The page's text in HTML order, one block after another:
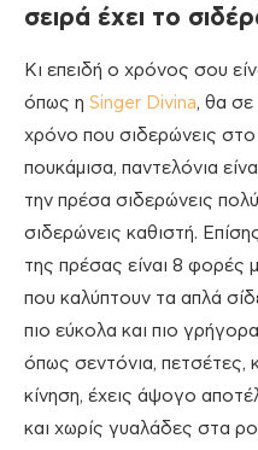
σειρά έχει το
Κι επειδή ο χρόνος σου
όπως η Singer Divina, θα σε
χρόνο που σιδερώνεις
πουκάμισα, παντελόνια
την πρέσα σιδερώνεις
σιδερώνεις καθιστή.
της πρέσας είναι 8 φορές
που καλύπτουν τα απλά
πιο εύκολα και πιο
όπως σεντόνια, πετσέτες,
κίνηση, έχεις άψογο
και χωρίς γυαλάδες στα